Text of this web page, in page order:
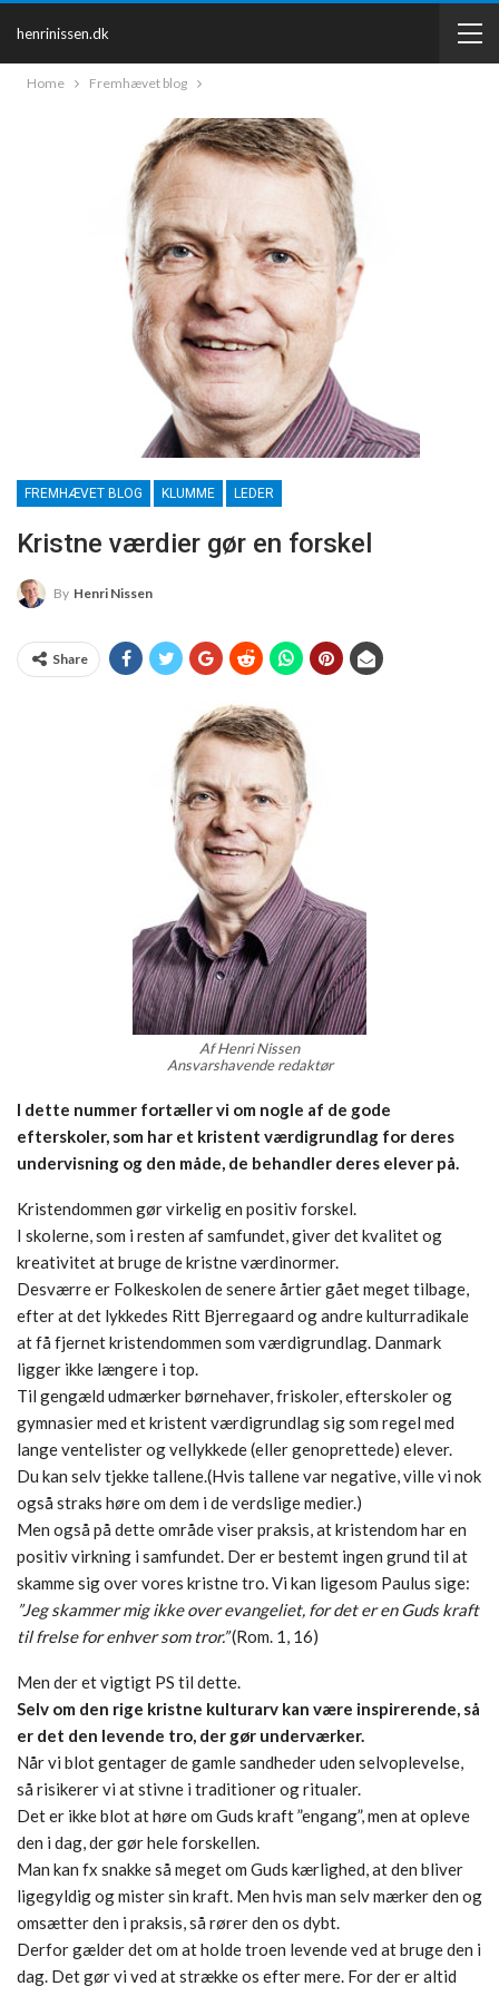
henrinissen.dk
Home Fremhævet blog
FREMHÆVET BLOG KLUMME LEDER
Kristne værdier gør en forskel
By Henri Nissen
Share
Af Henri Nissen
Ansvarshavende redaktør
I dette nummer fortæller vi om nogle af de gode
efterskoler, som har et kristent værdigrundlag for deres
undervisning og den måde, de behandler deres elever på.
Kristendommen gør virkelig en positiv forskel.
I skolerne, som i resten af samfundet, giver det kvalitet og
kreativitet at bruge de kristne værdinormer.
Desværre er Folkeskolen de senere årtier gået meget tilbage,
efter at det lykkedes Ritt Bjerregaard og andre kulturradikale
at få fjernet kristendommen som værdigrundlag. Danmark
ligger ikke længere i top.
Til gengæld udmærker børnehaver, friskoler, efterskoler og
gymnasier med et kristent værdigrundlag sig som regel med
lange ventelister og vellykkede (eller genoprettede) elever.
Du kan selv tjekke tallene.(Hvis tallene var negative, ville vi nok
også straks høre om dem i de verdslige medier.)
Men også på dette område viser praksis, at kristendom har en
positiv virkning i samfundet. Der er bestemt ingen grund til at
skamme sig over vores kristne tro. Vi kan ligesom Paulus sige:
”Jeg skammer mig ikke over evangeliet, for det er en Guds kraft
til frelse for enhver som tror.”(Rom. 1, 16)
Men der et vigtigt PS til dette.
Selv om den rige kristne kulturarv kan være inspirerende, så
er det den levende tro, der gør underværker.
Når vi blot gentager de gamle sandheder uden selvoplevelse,
så risikerer vi at stivne i traditioner og ritualer.
Det er ikke blot at høre om Guds kraft ”engang”, men at opleve
den i dag, der gør hele forskellen.
Man kan fx snakke så meget om Guds kærlighed, at den bliver
ligegyldig og mister sin kraft. Men hvis man selv mærker den og
omsætter den i praksis, så rører den os dybt.
Derfor gælder det om at holde troen levende ved at bruge den i
dag. Det gør vi ved at strække os efter mere. For der er altid